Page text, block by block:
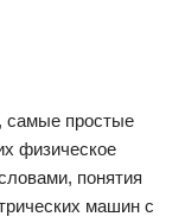
самые простые
физическое
понятия
машин с